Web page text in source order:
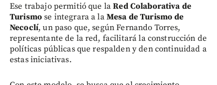
Ese trabajo permitió que laRed Colaborativa de
Turismo se integrara a laMesa de Turismo de
Necoclí, un paso que, según Fernando Torres,
representante de la red, facilitará la construcción de
políticas públicas que respalden y den continuidad a
estas iniciativas.